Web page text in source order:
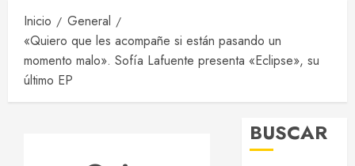
Inicio
General
«Quiero que les acompañe si están pasando un
momento malo». Sofía Lafuente presenta «Eclipse», su
último EP
BUSCAR